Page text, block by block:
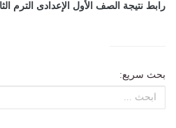
رابط نتيجة الصف الأول الإعدادى الترم
بحث سريع: